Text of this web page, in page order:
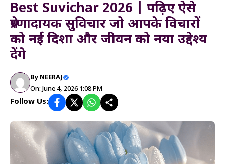
Best Suvichar 2026 | पढ़िए ऐसे
प्रेरणादायक सुविचार जो आपके विचारों
को नई दिशा और जीवन को नया उद्देश्य
देंगे
By NEERAJ
On: June 4, 2026 1:08 PM
Follow Us: